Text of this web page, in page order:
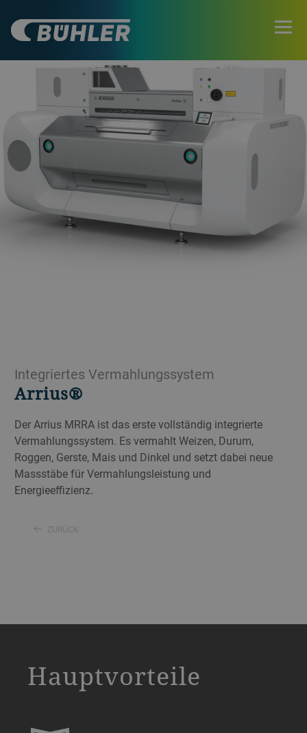
Integriertes Vermahlungssystem
Arrius®
Der Arrius MRRA ist das erste vollständig integrierte
Vermahlungssystem. Es vermahlt Weizen, Durum,
Roggen, Gerste, Mais und Dinkel und setzt dabei neue
Massstäbe für Vermahlungsleistung und
Energieeffizienz.
ZURÜCK
Hauptvorteile